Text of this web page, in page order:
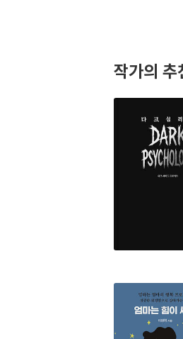
작가의 추